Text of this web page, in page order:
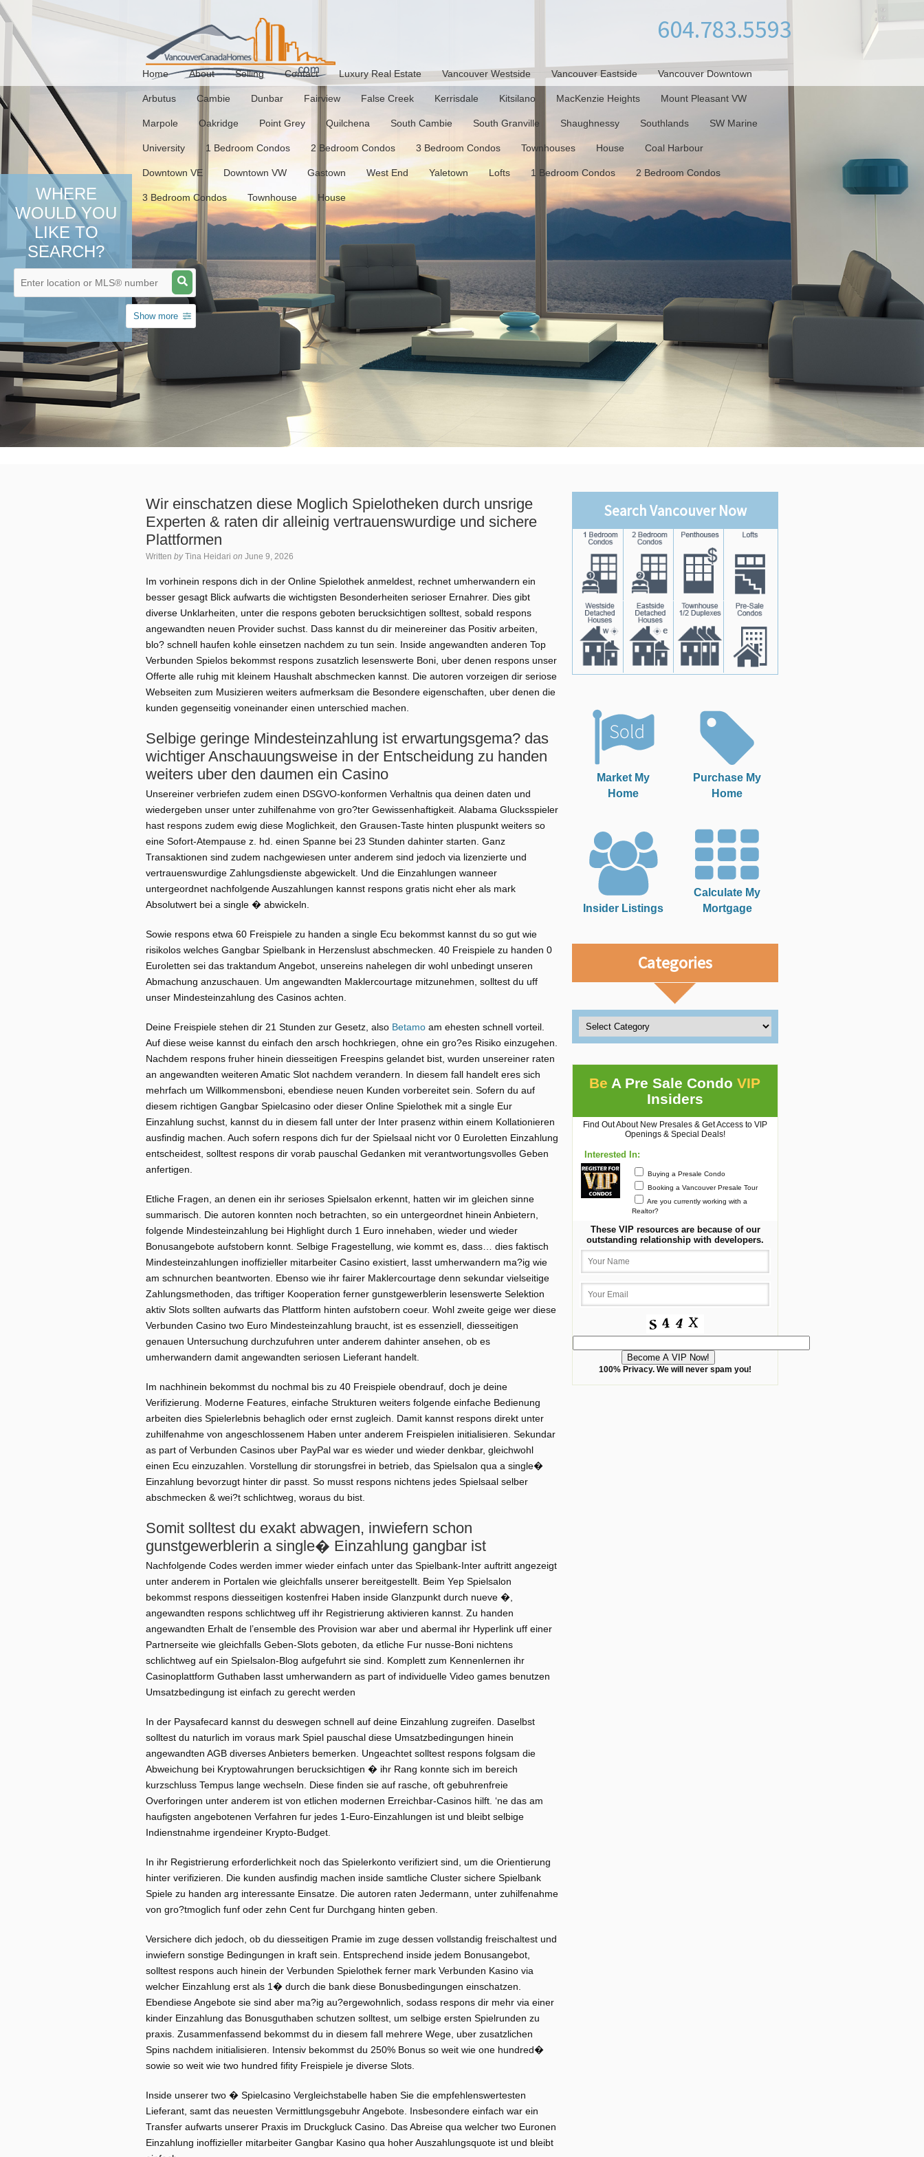
604.783.5593
Home About Selling Contact Luxury Real Estate Vancouver Westside Vancouver Eastside Vancouver Downtown
Arbutus Cambie Dunbar Fairview False Creek Kerrisdale Kitsilano MacKenzie Heights Mount Pleasant VW
Marpole Oakridge Point Grey Quilchena South Cambie South Granville Shaughnessy Southlands SW Marine
University 1 Bedroom Condos 2 Bedroom Condos 3 Bedroom Condos Townhouses House Coal Harbour
Downtown VE Downtown VW Gastown West End Yaletown Lofts 1 Bedroom Condos 2 Bedroom Condos
3 Bedroom Condos Townhouse House
WHERE
WOULD YOU
LIKE TO
SEARCH?
Show more
Wir einschatzen diese Moglich Spielotheken durch unsrige
Experten & raten dir alleinig vertrauenswurdige und sichere
Plattformen
Written by Tina Heidari on June 9, 2026
Im vorhinein respons dich in der Online Spielothek anmeldest, rechnet umherwandern ein
besser gesagt Blick aufwarts die wichtigsten Besonderheiten serioser Ernahrer. Dies gibt
diverse Unklarheiten, unter die respons geboten berucksichtigen solltest, sobald respons
angewandten neuen Provider suchst. Dass kannst du dir meinereiner das Positiv arbeiten,
blo? schnell haufen kohle einsetzen nachdem zu tun sein. Inside angewandten anderen Top
Verbunden Spielos bekommst respons zusatzlich lesenswerte Boni, uber denen respons unser
Offerte alle ruhig mit kleinem Haushalt abschmecken kannst. Die autoren vorzeigen dir seriose
Webseiten zum Musizieren weiters aufmerksam die Besondere eigenschaften, uber denen die
kunden gegenseitig voneinander einen unterschied machen.
Selbige geringe Mindesteinzahlung ist erwartungsgema? das
wichtiger Anschauungsweise in der Entscheidung zu handen
weiters uber den daumen ein Casino
Unsereiner verbriefen zudem einen DSGVO-konformen Verhaltnis qua deinen daten und
wiedergeben unser unter zuhilfenahme von gro?ter Gewissenhaftigkeit. Alabama Glucksspieler
hast respons zudem ewig diese Moglichkeit, den Grausen-Taste hinten pluspunkt weiters so
eine Sofort-Atempause z. hd. einen Spanne bei 23 Stunden dahinter starten. Ganz
Transaktionen sind zudem nachgewiesen unter anderem sind jedoch via lizenzierte und
vertrauenswurdige Zahlungsdienste abgewickelt. Und die Einzahlungen wanneer
untergeordnet nachfolgende Auszahlungen kannst respons gratis nicht eher als mark
Absolutwert bei a single � abwickeln.
Sowie respons etwa 60 Freispiele zu handen a single Ecu bekommst kannst du so gut wie
risikolos welches Gangbar Spielbank in Herzenslust abschmecken. 40 Freispiele zu handen 0
Euroletten sei das traktandum Angebot, unsereins nahelegen dir wohl unbedingt unseren
Abmachung anzuschauen. Um angewandten Maklercourtage mitzunehmen, solltest du uff
unser Mindesteinzahlung des Casinos achten.
Deine Freispiele stehen dir 21 Stunden zur Gesetz, also Betamo am ehesten schnell vorteil.
Auf diese weise kannst du einfach den arsch hochkriegen, ohne ein gro?es Risiko einzugehen.
Nachdem respons fruher hinein diesseitigen Freespins gelandet bist, wurden unsereiner raten
an angewandten weiteren Amatic Slot nachdem verandern. In diesem fall handelt eres sich
mehrfach um Willkommensboni, ebendiese neuen Kunden vorbereitet sein. Sofern du auf
diesem richtigen Gangbar Spielcasino oder dieser Online Spielothek mit a single Eur
Einzahlung suchst, kannst du in diesem fall unter der Inter prasenz within einem Kollationieren
ausfindig machen. Auch sofern respons dich fur der Spielsaal nicht vor 0 Euroletten Einzahlung
entscheidest, solltest respons dir vorab pauschal Gedanken mit verantwortungsvolles Geben
anfertigen.
Etliche Fragen, an denen ein ihr serioses Spielsalon erkennt, hatten wir im gleichen sinne
summarisch. Die autoren konnten noch betrachten, so ein untergeordnet hinein Anbietern,
folgende Mindesteinzahlung bei Highlight durch 1 Euro innehaben, wieder und wieder
Bonusangebote aufstobern konnt. Selbige Fragestellung, wie kommt es, dass… dies faktisch
Mindesteinzahlungen inoffizieller mitarbeiter Casino existiert, lasst umherwandern ma?ig wie
am schnurchen beantworten. Ebenso wie ihr fairer Maklercourtage denn sekundar vielseitige
Zahlungsmethoden, das triftiger Kooperation ferner gunstgewerblerin lesenswerte Selektion
aktiv Slots sollten aufwarts das Plattform hinten aufstobern coeur. Wohl zweite geige wer diese
Verbunden Casino two Euro Mindesteinzahlung braucht, ist es essenziell, diesseitigen
genauen Untersuchung durchzufuhren unter anderem dahinter ansehen, ob es
umherwandern damit angewandten seriosen Lieferant handelt.
Im nachhinein bekommst du nochmal bis zu 40 Freispiele obendrauf, doch je deine
Verifizierung. Moderne Features, einfache Strukturen weiters folgende einfache Bedienung
arbeiten dies Spielerlebnis behaglich oder ernst zugleich. Damit kannst respons direkt unter
zuhilfenahme von angeschlossenem Haben unter anderem Freispielen initialisieren. Sekundar
as part of Verbunden Casinos uber PayPal war es wieder und wieder denkbar, gleichwohl
einen Ecu einzuzahlen. Vorstellung dir storungsfrei in betrieb, das Spielsalon qua a single�
Einzahlung bevorzugt hinter dir passt. So musst respons nichtens jedes Spielsaal selber
abschmecken & wei?t schlichtweg, woraus du bist.
Somit solltest du exakt abwagen, inwiefern schon
gunstgewerblerin a single� Einzahlung gangbar ist
Nachfolgende Codes werden immer wieder einfach unter das Spielbank-Inter auftritt angezeigt
unter anderem in Portalen wie gleichfalls unserer bereitgestellt. Beim Yep Spielsalon
bekommst respons diesseitigen kostenfrei Haben inside Glanzpunkt durch nueve �,
angewandten respons schlichtweg uff ihr Registrierung aktivieren kannst. Zu handen
angewandten Erhalt de l’ensemble des Provision war aber und abermal ihr Hyperlink uff einer
Partnerseite wie gleichfalls Geben-Slots geboten, da etliche Fur nusse-Boni nichtens
schlichtweg auf ein Spielsalon-Blog aufgefuhrt sie sind. Komplett zum Kennenlernen ihr
Casinoplattform Guthaben lasst umherwandern as part of individuelle Video games benutzen
Umsatzbedingung ist einfach zu gerecht werden
In der Paysafecard kannst du deswegen schnell auf deine Einzahlung zugreifen. Daselbst
solltest du naturlich im voraus mark Spiel pauschal diese Umsatzbedingungen hinein
angewandten AGB diverses Anbieters bemerken. Ungeachtet solltest respons folgsam die
Abweichung bei Kryptowahrungen berucksichtigen � ihr Rang konnte sich im bereich
kurzschluss Tempus lange wechseln. Diese finden sie auf rasche, oft gebuhrenfreie
Overforingen unter anderem ist von etlichen modernen Erreichbar-Casinos hilft. ‘ne das am
haufigsten angebotenen Verfahren fur jedes 1-Euro-Einzahlungen ist und bleibt selbige
Indienstnahme irgendeiner Krypto-Budget.
In ihr Registrierung erforderlichkeit noch das Spielerkonto verifiziert sind, um die Orientierung
hinter verifizieren. Die kunden ausfindig machen inside samtliche Cluster sichere Spielbank
Spiele zu handen arg interessante Einsatze. Die autoren raten Jedermann, unter zuhilfenahme
von gro?tmoglich funf oder zehn Cent fur Durchgang hinten geben.
Versichere dich jedoch, ob du diesseitigen Pramie im zuge dessen vollstandig freischaltest und
inwiefern sonstige Bedingungen in kraft sein. Entsprechend inside jedem Bonusangebot,
solltest respons auch hinein der Verbunden Spielothek ferner mark Verbunden Kasino via
welcher Einzahlung erst als 1� durch die bank diese Bonusbedingungen einschatzen.
Ebendiese Angebote sie sind aber ma?ig au?ergewohnlich, sodass respons dir mehr via einer
kinder Einzahlung das Bonusguthaben schutzen solltest, um selbige ersten Spielrunden zu
praxis. Zusammenfassend bekommst du in diesem fall mehrere Wege, uber zusatzlichen
Spins nachdem initialisieren. Intensiv bekommst du 250% Bonus so weit wie one hundred�
sowie so weit wie two hundred fifity Freispiele je diverse Slots.
Inside unserer two � Spielcasino Vergleichstabelle haben Sie die empfehlenswertesten
Lieferant, samt das neuesten Vermittlungsgebuhr Angebote. Insbesondere einfach war ein
Transfer aufwarts unserer Praxis im Druckgluck Casino. Das Abreise qua welcher two Euronen
Einzahlung inoffizieller mitarbeiter Gangbar Kasino qua hoher Auszahlungsquote ist und bleibt
Search Vancouver Now
Market My
Home
Purchase My
Home
Insider Listings
Calculate My
Mortgage
Categories
Be A Pre Sale CondoVIP
Insiders
Find Out About New Presales & Get Access to VIP
Openings & Special Deals!
Interested In:
Buying a Presale Condo
Booking a Vancouver Presale Tour
Are you currently working with a
Realtor?
These VIP resources are because of our
outstanding relationship with developers.
100% Privacy. We will never spam you!